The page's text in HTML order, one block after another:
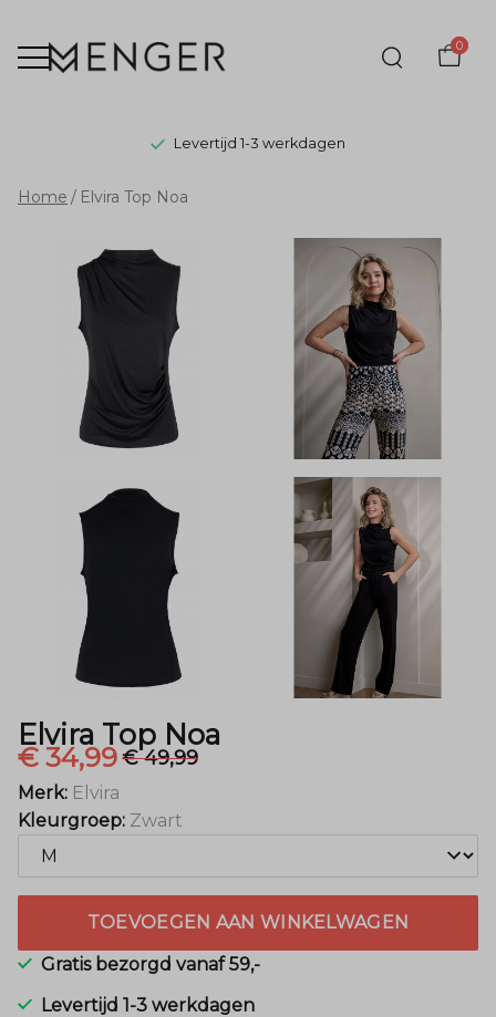
0
Levertijd 1-3 werkdagen
Elvira
Top
Noa
Menger
Mode
Home Elvira Top Noa
Elvira Top Noa
€ 34,99€ 49,99
Merk: Elvira
Kleurgroep: Zwart
TOEVOEGEN AAN WINKELWAGEN
Gratis bezorgd vanaf 59,-
Levertijd 1-3 werkdagen